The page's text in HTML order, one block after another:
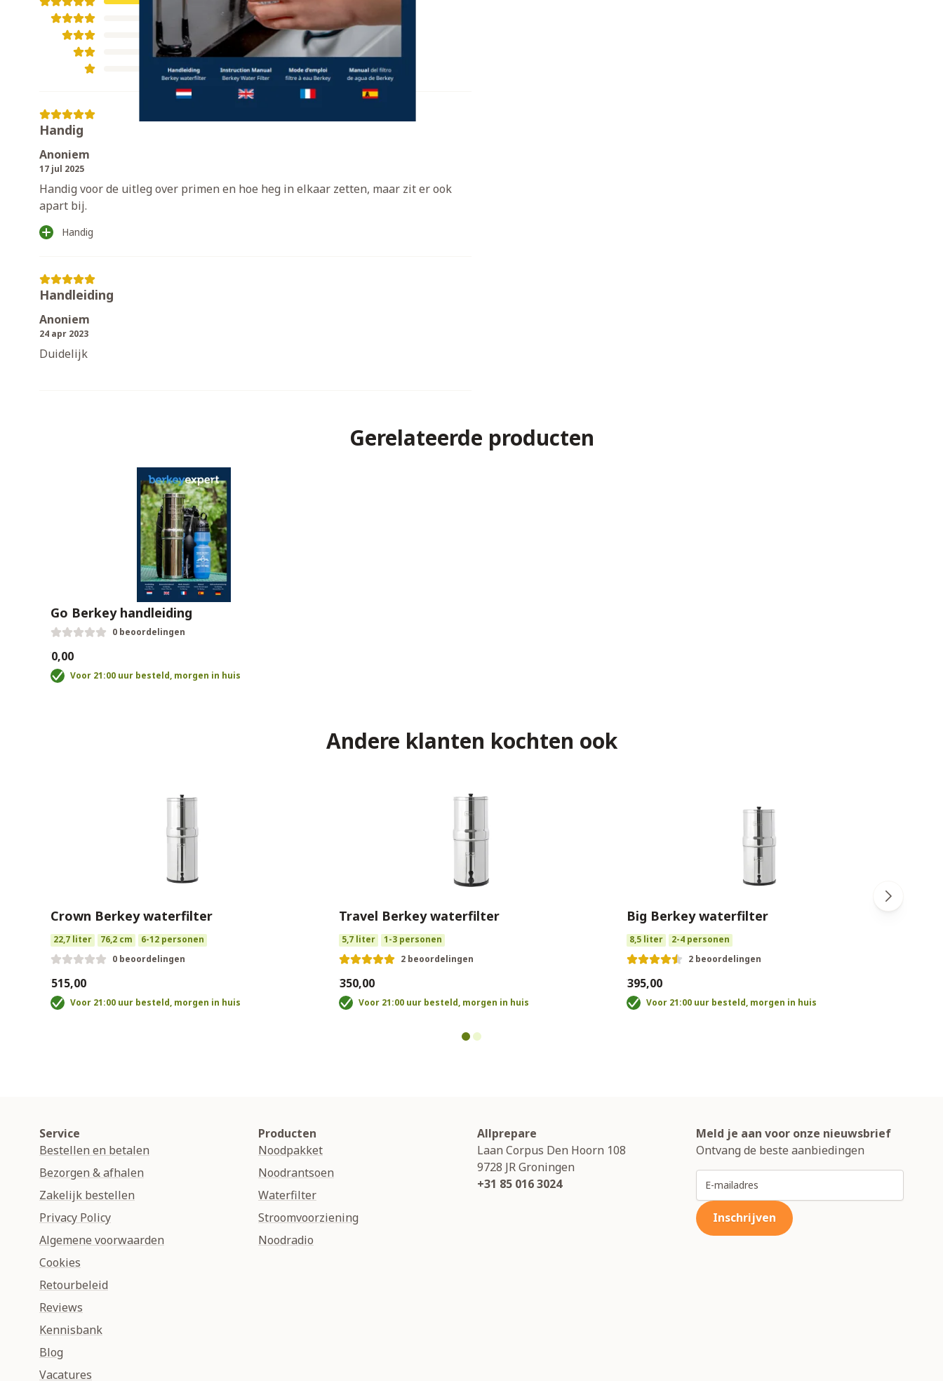
0
0
Handig
Anoniem
17 jul 2025
Handig voor de uitleg over primen en hoe heg in elkaar zetten, maar zit er ook
apart bij.
Handig
Handleiding
Anoniem
24 apr 2023
Duidelijk
Gerelateerde producten
Go Berkey handleiding
0 beoordelingen
€0,00
Voor 21:00 uur besteld, morgen in huis
Andere klanten kochten ook
Crown Berkey waterfilter
22,7 liter 76,2 cm
6-12 personen
0 beoordelingen
€515,00
Voor 21:00 uur besteld, morgen in huis
Travel Berkey waterfilter
5,7 liter
1-3 personen
2 beoordelingen
€350,00
Voor 21:00 uur besteld, morgen in huis
Big Berkey waterfilter
8,5 liter
2-4 personen
2 beoordelingen
€395,00
Voor 21:00 uur besteld, morgen in huis
Service
Bestellen en betalen
Bezorgen & afhalen
Zakelijk bestellen
Privacy Policy
Algemene voorwaarden
Cookies
Retourbeleid
Reviews
Kennisbank
Blog
Vacatures
Producten
Noodpakket
Noodrantsoen
Waterfilter
Stroomvoorziening
Noodradio
Allprepare
Laan Corpus Den Hoorn 108
9728 JRGroningen
+31 85 016 3024
Meld je aan voor onze nieuwsbrief
Ontvang de beste aanbiedingen
E-mailadres
Inschrijven